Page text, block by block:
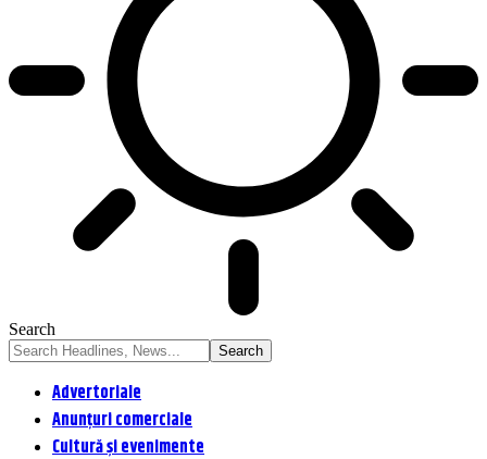
Search
Advertoriale
Anunțuri comerciale
Cultură și evenimente